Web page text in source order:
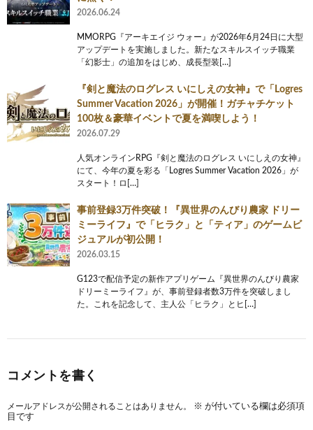
2026.06.24
MMORPG『アーキエイジ ウォー』が2026年6月24日に大型
アップデートを実施しました。新たなスキルスイッチ職業
「幻影士」の追加をはじめ、成長型装[…]
『剣と魔法のログレス いにしえの女神』で「Logres
Summer Vacation 2026」が開催！ガチャチケット
100枚＆豪華イベントで夏を満喫しよう！
2026.07.29
人気オンラインRPG『剣と魔法のログレス いにしえの女神』
にて、今年の夏を彩る「Logres Summer Vacation 2026」が
スタート！ロ[…]
事前登録3万件突破！『異世界のんびり農家 ドリー
ミーライフ』で「ヒラク」と「ティア」のゲームビ
ジュアルが初公開！
2026.03.15
G123で配信予定の新作アプリゲーム『異世界のんびり農家
ドリーミーライフ』が、事前登録者数3万件を突破しまし
た。これを記念して、主人公「ヒラク」とヒ[…]
コメントを書く
メールアドレスが公開されることはありません。 ※ が付いている欄は必須項
目です